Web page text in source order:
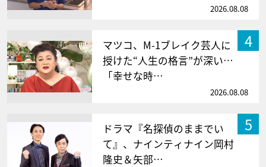
2026.08.08
4
マツコ、M-1ブレイク芸人に
授けた“人生の格言”が深い…
「幸せな時…
2026.08.08
5
ドラマ『名探偵のままでい
て』、ナインティナイン岡村
隆史＆矢部…